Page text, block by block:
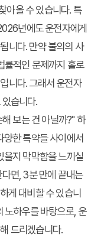
아올 수 있습니다. 특
년에도 운전자에게
니다. 만약 불의의 사
률적인 문제까지 홀로
니다. 그래서 운전자
습니다.
보는 건 아닐까?" 하
양한 특약들 사이에서
을지 막막함을 느끼실
면, 3분 만에 끝내는
게 대비할 수 있습니
노하우를 바탕으로, 운
드리겠습니다.